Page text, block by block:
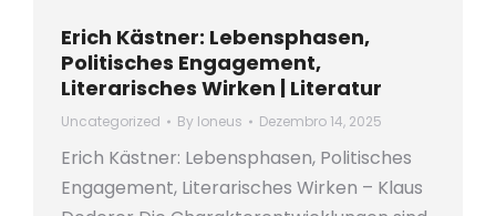
Erich Kästner: Lebensphasen,
Politisches Engagement,
Literarisches Wirken | Literatur
Uncategorized By loneus Dezembro 14, 2025
Erich Kästner: Lebensphasen, Politisches
Engagement, Literarisches Wirken – Klaus